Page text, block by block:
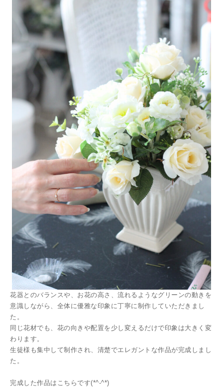
花器とのバランスや、お花の高さ、流れるようなグリーンの動きを
意識しながら、全体に優雅な印象に丁寧に制作していただきまし
た。
同じ花材でも、花の向きや配置を少し変えるだけで印象は大きく変
わります。
生徒様も集中して制作され、清楚でエレガントな作品が完成しまし
た。
完成した作品はこちらです(*^-^*)